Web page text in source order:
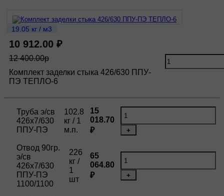
19.05 кг / м3
10 912.00 ₽
12 400.00р
Комплект заделки стыка 426/630 ППУ-
ПЭ ТЕПЛО-6
Труба э/св
426х7/630
ППУ-ПЭ
102.8
кг / 1
м.п.
15
018.70
₽
+
Отвод 90гр.
э/св
426х7/630
ППУ-ПЭ
1100/1100
226
кг /
1
шт
65
064.80
₽
+